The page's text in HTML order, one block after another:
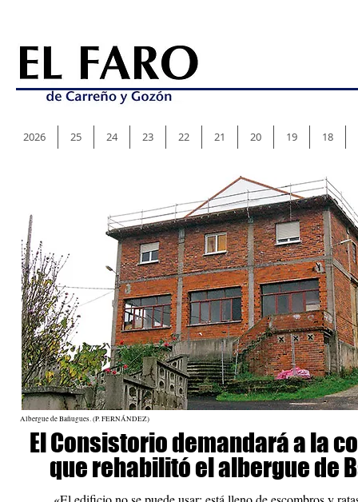
Albergue de Bañugues. (P. FERNÁNDEZ)
El Consistorio demandará a la
que rehabilitó el albergue de
2026 25 24 23 22 21 20 19 18